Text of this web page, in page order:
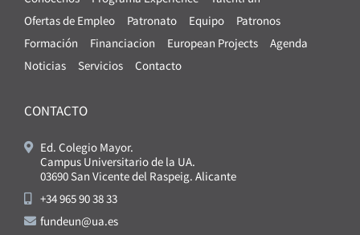
Ofertas de Empleo
Patronato Equipo
Patronos
Formación
Financiacion European Projects
Agenda
Noticias
Servicios Contacto
CONTACTO
Ed. Colegio Mayor.
Campus Universitario de la UA.
03690 San Vicente del Raspeig. Alicante
+34 965 90 38 33
fundeun@ua.es